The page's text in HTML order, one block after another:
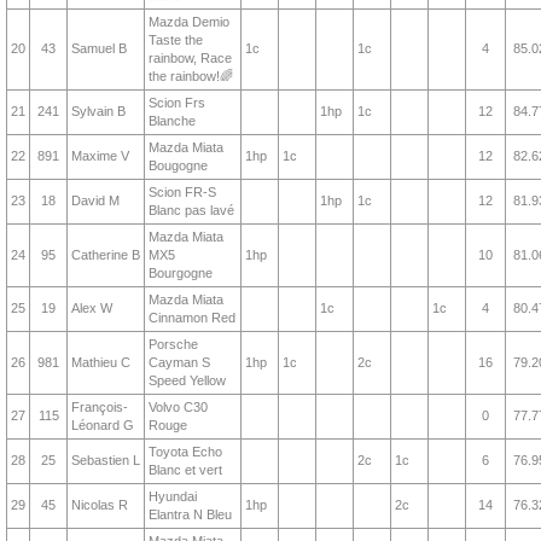
20 43 Samuel B
Mazda Demio
Taste the
rainbow, Race
the rainbow!🌈
1c 1c 4
21 241 Sylvain B
Scion Frs
Blanche
1hp 1c 12
22 891 Maxime V
Mazda Miata
Bougogne
1hp 1c 12
23 18 David M
Scion FR-S
Blanc pas lavé
1hp 1c 12
24 95 Catherine B
Mazda Miata
MX5
Bourgogne
1hp 10
25 19 Alex W
Mazda Miata
Cinnamon Red
1c 1c 4
26 981 Mathieu C
Porsche
Cayman S
Speed Yellow
1hp 1c 2c 16
27 115
François-
Léonard G
Volvo C30
Rouge
0
28 25 Sebastien L
Toyota Echo
Blanc et vert
2c 1c 6
29 45 Nicolas R
Hyundai
Elantra N Bleu
1hp 2c 14